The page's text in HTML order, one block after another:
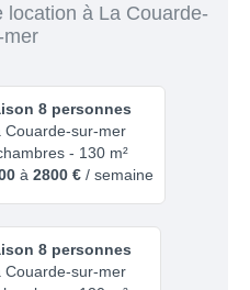
location à La Couarde-
mer
8 personnes
Couarde-sur-mer
- 130 m²
à 2800 € / semaine
8 personnes
Couarde-sur-mer